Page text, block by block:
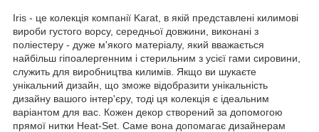
Iris - це колекція компанії Karat, в якій представлені килимові
вироби густого ворсу, середньої довжини, виконані з
поліестеру - дуже м'якого матеріалу, який вважається
найбільш гіпоалергенним і стерильним з усієї гами сировини,
служить для виробництва килимів. Якщо ви шукаєте
унікальний дизайн, що зможе відобразити унікальність
дизайну вашого інтер'єру, тоді ця колекція є ідеальним
варіантом для вас. Кожен декор створений за допомогою
прямої нитки Heat-Set. Саме вона допомагає дизайнерам